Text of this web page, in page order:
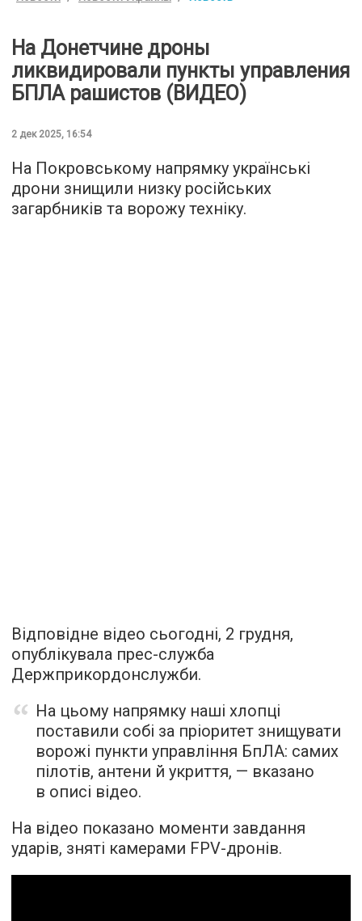
На Донетчине дроны
ликвидировали пункты управления
БПЛА рашистов (ВИДЕО)
2 дек 2025, 16:54
На Покровському напрямку українські
дрони знищили низку російських
загарбників та ворожу техніку.
Відповідне відео сьогодні, 2 грудня,
опублікувала прес-служба
Держприкордонслужби.
На цьому напрямку наші хлопці
поставили собі за пріоритет знищувати
ворожі пункти управління БпЛА: самих
пілотів, антени й укриття, — вказано
в описі відео.
На відео показано моменти завдання
ударів, зняті камерами FPV-дронів.